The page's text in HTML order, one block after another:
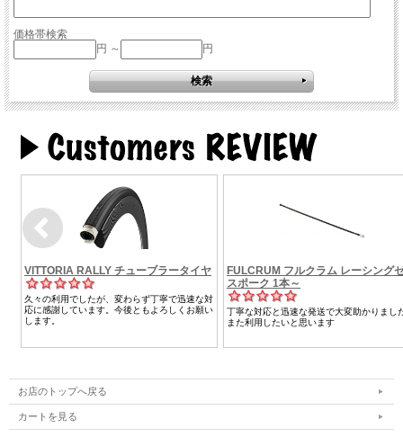
価格帯検索
円 ～
円
お店のトップへ戻る
カートを見る